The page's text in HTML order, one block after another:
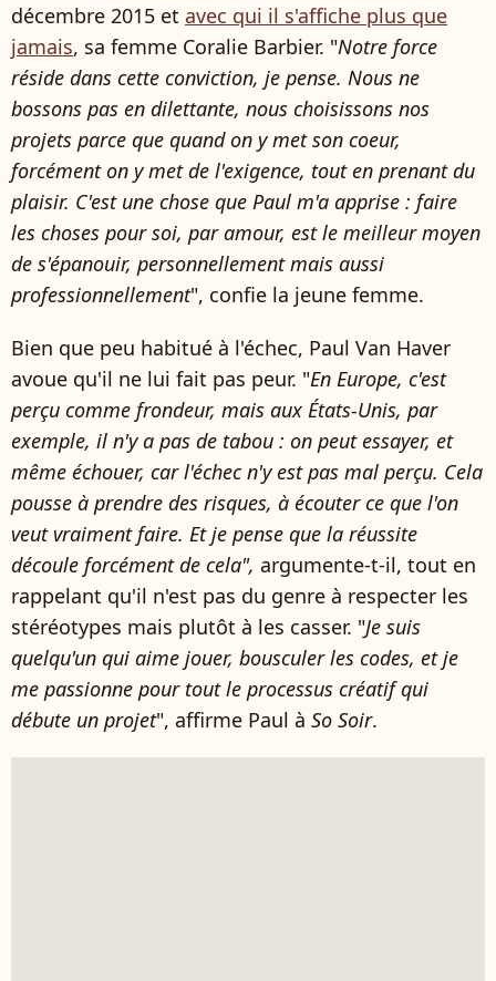
décembre 2015 et avec qui il s'affiche plus que
jamais, sa femme Coralie Barbier. "Notre force
réside dans cette conviction, je pense. Nous ne
bossons pas en dilettante, nous choisissons nos
projets parce que quand on y met son coeur,
forcément on y met de l'exigence, tout en prenant du
plaisir. C'est une chose que Paul m'a apprise : faire
les choses pour soi, par amour, est le meilleur moyen
de s'épanouir, personnellement mais aussi
professionnellement", confie la jeune femme.
Bien que peu habitué à l'échec, Paul Van Haver
avoue qu'il ne lui fait pas peur. "En Europe, c'est
perçu comme frondeur, mais aux États-Unis, par
exemple, il n'y a pas de tabou : on peut essayer, et
même échouer, car l'échec n'y est pas mal perçu. Cela
pousse à prendre des risques, à écouter ce que l'on
veut vraiment faire. Et je pense que la réussite
découle forcément de cela", argumente-t-il, tout en
rappelant qu'il n'est pas du genre à respecter les
stéréotypes mais plutôt à les casser. "Je suis
quelqu'un qui aime jouer, bousculer les codes, et je
me passionne pour tout le processus créatif qui
débute un projet", affirme Paul à So Soir.